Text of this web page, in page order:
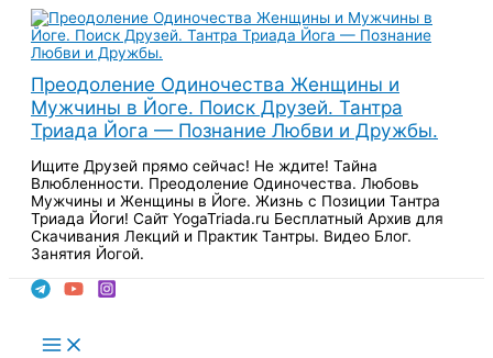
Перейти
содержимому
Преодоление Одиночества Женщины и
Мужчины в Йоге. Поиск Друзей. Тантра
Триада Йога — Познание Любви и Дружбы.
Ищите Друзей прямо сейчас! Не ждите! Тайна
Влюбленности. Преодоление Одиночества. Любовь
Мужчины и Женщины в Йоге. Жизнь с Позиции Тантра
Триада Йоги! Сайт YogaTriada.ru Бесплатный Архив для
Скачивания Лекций и Практик Тантры. Видео Блог.
Занятия Йогой.
Main
Menu